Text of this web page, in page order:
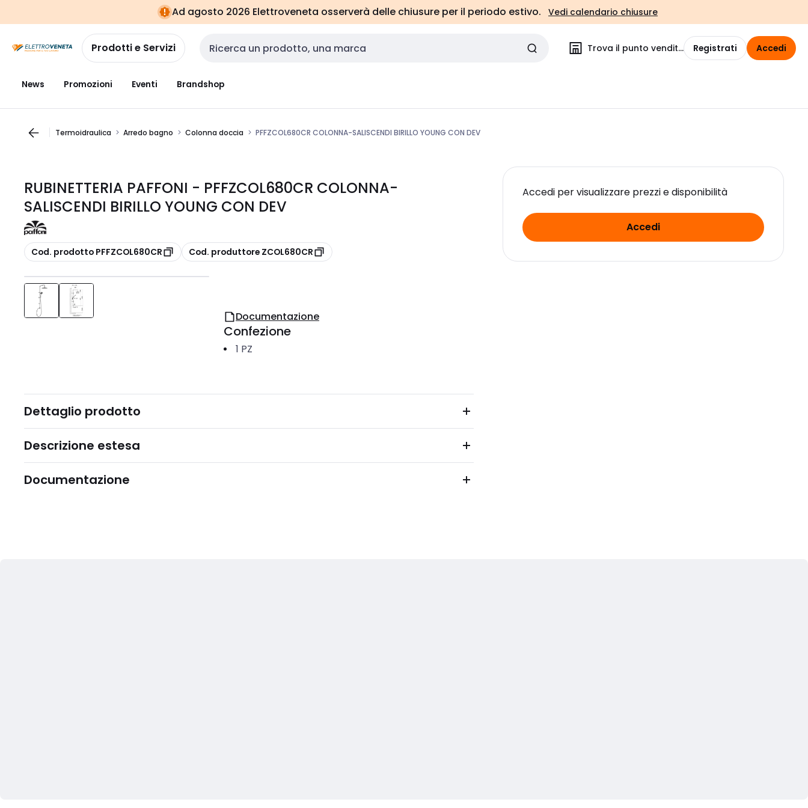
navigazionealla
pagina
Ad agosto 2026 Elettroveneta osserverà delle chiusure per il periodo estivo. Vedi calendario chiusure
Prodotti e Servizi Cerca input Trova il punto vendita Registrati Accedi
News Promozioni Eventi Brandshop
Termoidraulica Arredo bagno Colonna doccia PFFZCOL680CR COLONNA-SALISCENDI BIRILLO YOUNG CON DEV
RUBINETTERIA PAFFONI - PFFZCOL680CR COLONNA-
SALISCENDI BIRILLO YOUNG CON DEV
copia
Cod. prodotto PFFZCOL680CR copia
Cod. produttore ZCOL680CR
Accedi per visualizzare prezzi e disponibilità
Accedi
Documentazione
Confezione
1 PZ
Dettaglio prodotto
Descrizione estesa
Documentazione